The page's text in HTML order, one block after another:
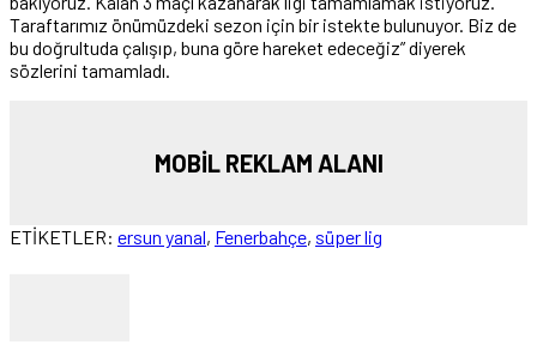
Taraftarımız önümüzdeki sezon için bir istekte bulunuyor. Biz de
bu doğrultuda çalışıp, buna göre hareket edeceğiz” diyerek
sözlerini tamamladı.
MOBİL REKLAM ALANI
ETİKETLER: ersun yanal, Fenerbahçe, süper lig